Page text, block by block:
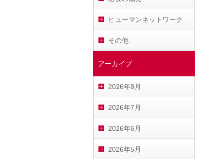
ヒューマンネットワーク
その他
アーカイブ
2026年8月
2026年7月
2026年6月
2026年5月